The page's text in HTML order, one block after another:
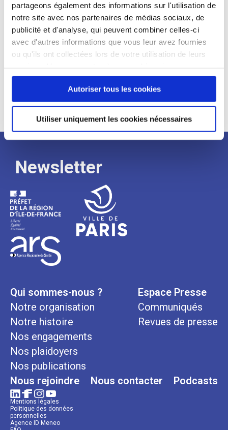
partageons également des informations sur l'utilisation de
notre site avec nos partenaires de médias sociaux, de
publicité et d'analyse, qui peuvent combiner celles-ci
avec d'autres informations que vous leur avez fournies
ou qu'ils ont collectées lors de votre utilisation de leurs
continuez à utiliser notre site Web.
Autoriser tous les cookies
Utiliser uniquement les cookies nécessaires
Expérience :
Processus
de
recrutement
Newsletter
Qui sommes-nous ?
Notre organisation
Notre histoire
Nos engagements
Nos plaidoyers
Nos publications
Espace Presse
Communiqués
Revues de presse
Nous rejoindre Nous contacter Podcasts
Mentions légales
Politique des données
personnelles
Agence ID Meneo